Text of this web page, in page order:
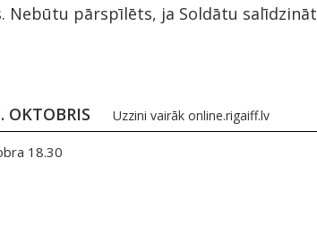
Nebūtu pārspīlēts, ja Soldātu
OKTOBRIS Uzzini vairākonline.rigaiff.lv
18.30